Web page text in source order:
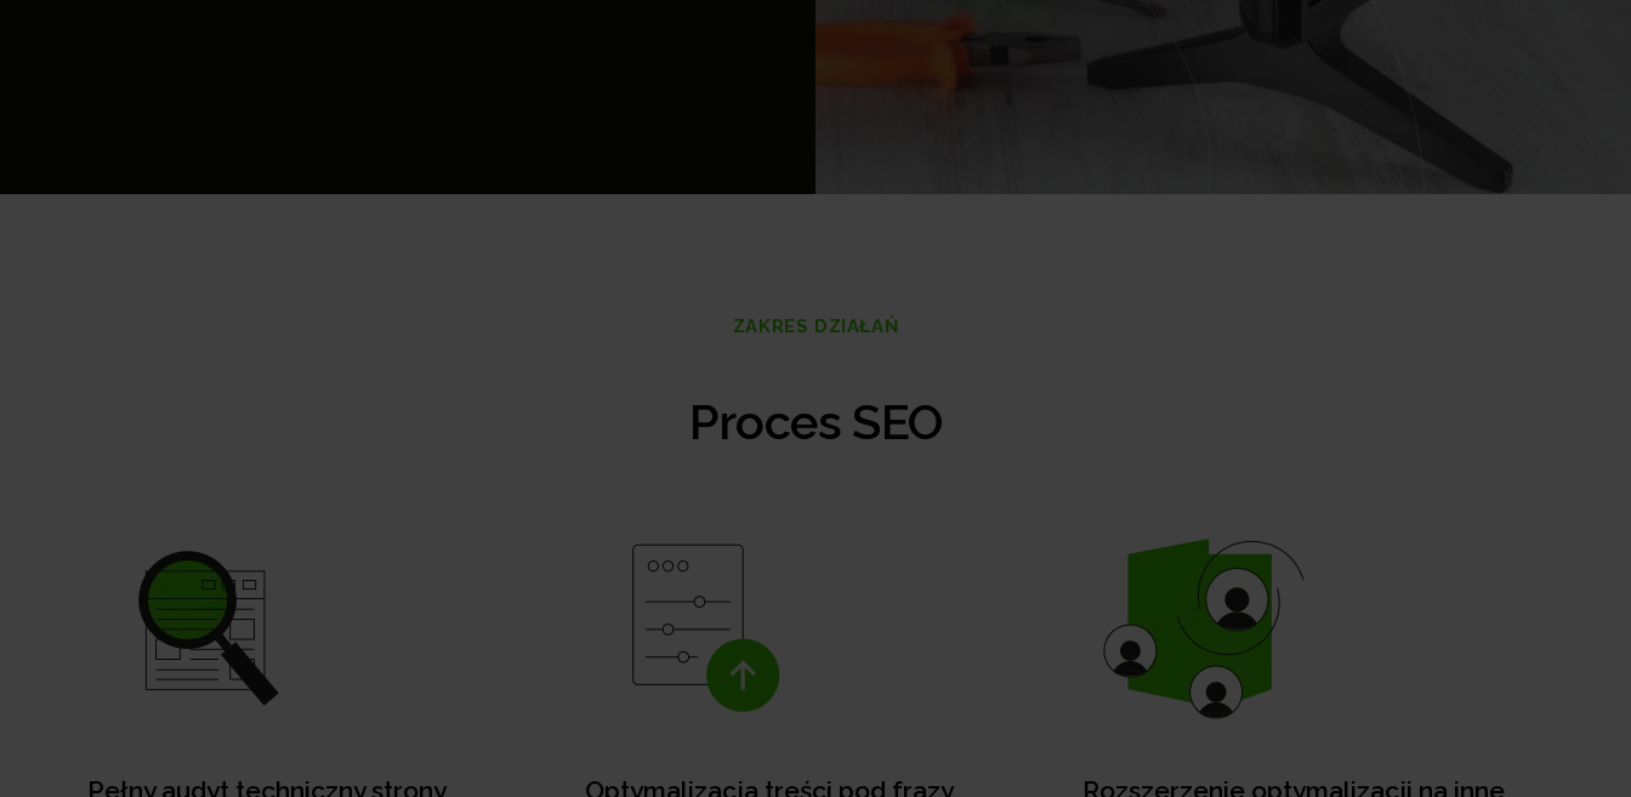
ZAKRES DZIAŁAŃ
Proces SEO
Pełny audyt techniczny strony Optymalizacja treści pod frazy Rozszerzenie optymalizacji na inne